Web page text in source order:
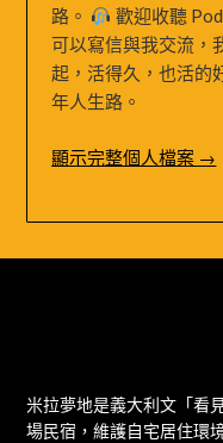
路。
歡迎收聽
可以寫信與我交流，
起，活得久，也活的
年人生路。
顯示完整個人檔案 →
米拉夢地是義大利文「看
場民宿，維護自宅居住環